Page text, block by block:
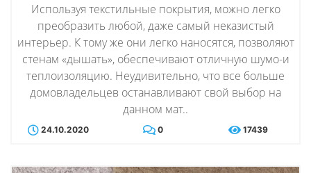
Используя текстильные покрытия, можно легко
преобразить любой, даже самый неказистый
интерьер. К тому же они легко наносятся, позволяют
стенам «дышать», обеспечивают отличную шумо-и
теплоизоляцию. Неудивительно, что все больше
домовладельцев останавливают свой выбор на
данном мат..
24.10.2020 0 17439